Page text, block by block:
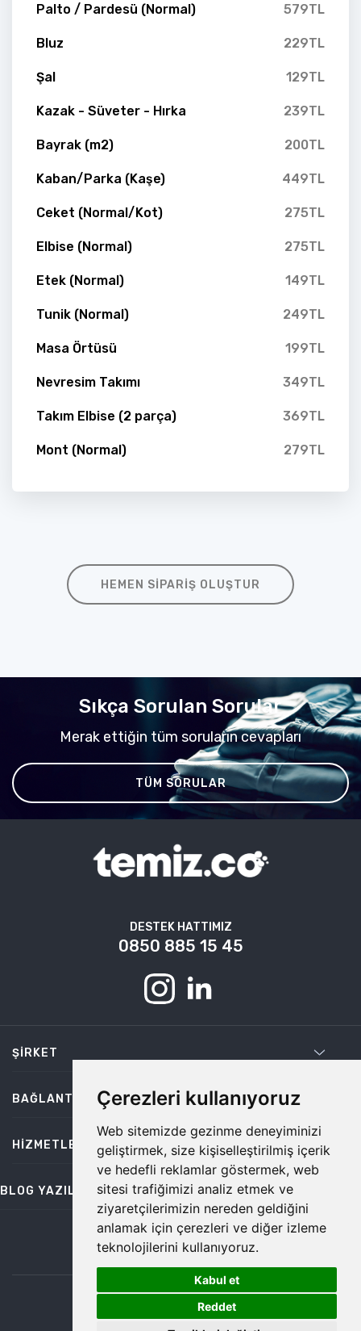
Çerezleri kullanıyoruz
Web sitemizde gezinme deneyiminizi
geliştirmek, size kişiselleştirilmiş içerik
ve hedefli reklamlar göstermek, web
sitesi trafiğimizi analiz etmek ve
ziyaretçilerimizin nereden geldiğini
anlamak için çerezleri ve diğer izleme
teknolojilerini kullanıyoruz.
Kabul et
Reddet
Palto / Pardesü (Normal) 579TL
Bluz 229TL
Şal 129TL
Kazak - Süveter - Hırka 239TL
Bayrak (m2) 200TL
Kaban/Parka (Kaşe) 449TL
Ceket (Normal/Kot) 275TL
Elbise (Normal) 275TL
Etek (Normal) 149TL
Tunik (Normal) 249TL
Masa Örtüsü 199TL
Nevresim Takımı 349TL
Takım Elbise (2 parça) 369TL
Mont (Normal) 279TL
HEMEN SIPARIŞ OLUŞTUR
Sıkça Sorulan Sorular
Merak ettiğin tüm soruların cevapları
TÜM SORULAR
DESTEK HATTIMIZ
0850 885 15 45
ŞIRKET
BAĞLANTILAR
HIZMETLER
BLOG YAZILARI
bilgi@temiz.co
©2026 Temiz, Her Hakkı Saklıdır.